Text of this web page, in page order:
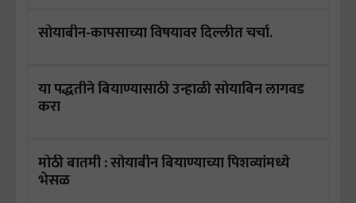
सोयाबीन-कापसाच्या विषयावर दिल्लीत चर्चा.
या पद्धतीने बियाण्यासाठी उन्हाळी सोयाबिन लागवड
करा
मोठी बातमी : सोयाबीन बियाण्याच्या पिशव्यांमध्ये
भेसळ